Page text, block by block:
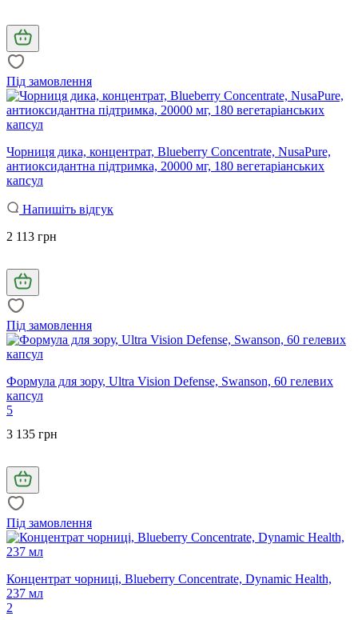
Під замовлення
Чорниця дика, концентрат, Blueberry Concentrate, NusaPure,
антиоксидантна підтримка, 20000 мг, 180 вегетаріанських
капсул
Напишіть відгук
2 113 грн
Під замовлення
Формула для зору, Ultra Vision Defense, Swanson, 60 гелевих
капсул
5
3 135 грн
Під замовлення
Концентрат чорниці, Blueberry Concentrate, Dynamic Health,
237 мл
2